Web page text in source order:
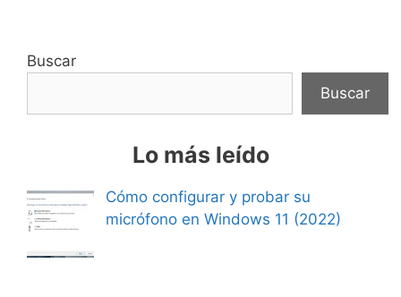
Buscar
Buscar
Lo más leído
Cómo configurar y probar su
micrófono en Windows 11 (2022)